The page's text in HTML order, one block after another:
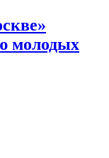
молодых